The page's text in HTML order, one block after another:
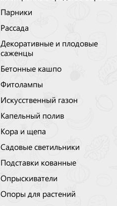
Парники
Рассада
Декоративные и плодовые
саженцы
Бетонные кашпо
Фитолампы
Искусственный газон
Капельный полив
Кора и щепа
Садовые светильники
Подставки кованные
Опрыскиватели
Опоры для растений